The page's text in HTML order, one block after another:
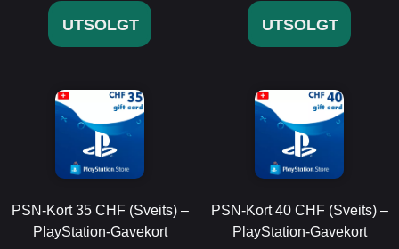
UTSOLGT UTSOLGT
PSN-Kort 35 CHF (Sveits) –
PlayStation-Gavekort
PSN-Kort 40 CHF (Sveits) –
PlayStation-Gavekort